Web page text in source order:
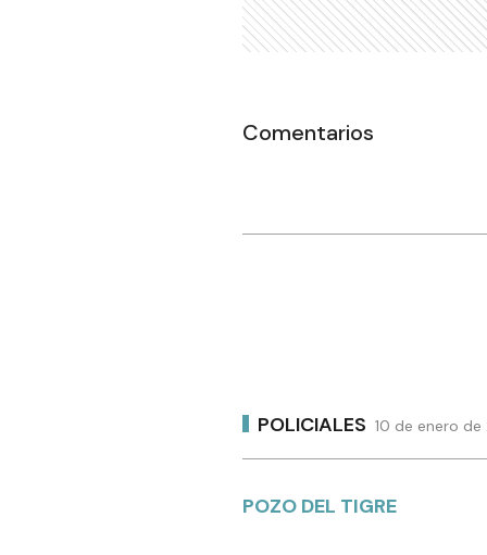
Comentarios
POLICIALES 10 de enero
POZO DEL TIGRE